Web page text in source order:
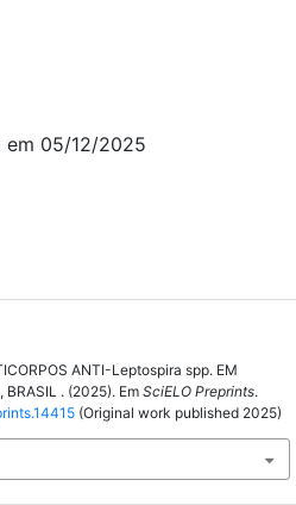
05/12/2025
ANTI-Leptospira spp. EM
BRASIL . (2025). Em SciELO Preprints.
(Original work published 2025)